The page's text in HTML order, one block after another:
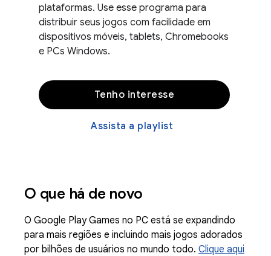
plataformas. Use esse programa para
distribuir seus jogos com facilidade em
dispositivos móveis, tablets, Chromebooks
e PCs Windows.
Tenho interesse
Assista a playlist
O que há de novo
O Google Play Games no PC está se expandindo
para mais regiões e incluindo mais jogos adorados
por bilhões de usuários no mundo todo. Clique aqui